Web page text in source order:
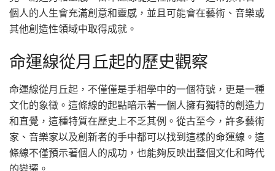
個人的人生會充滿創意和靈感，並且可能會在藝術、音樂或
其他創造性領域中取得成就。
命運線從月丘起的歷史觀察
命運線從月丘起，不僅僅是手相學中的一個符號，更是一種
文化的象徵。這條線的起點暗示著一個人擁有獨特的創造力
和直覺，這種特質在歷史上不乏其例。從古至今，許多藝術
家、音樂家以及創新者的手中都可以找到這樣的命運線。這
條線不僅預示著個人的成功，也能夠反映出整個文化和時代
的變遷。